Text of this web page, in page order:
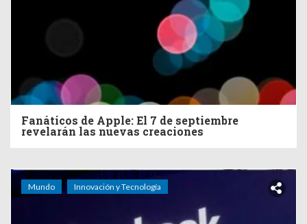
Fanáticos de Apple: El 7 de septiembre
revelarán las nuevas creaciones
Mundo Innovación y Tecnología